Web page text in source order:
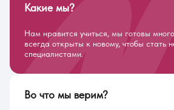
Какие мы?
Нам нравится учиться, мы готовы
всегда открыты к новому, чтобы стать
специалистами.
Во что мы верим?